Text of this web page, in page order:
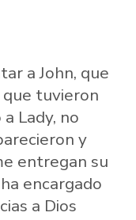
a John, que
tuvieron
Lady, no
y
entregan su
encargado
a Dios